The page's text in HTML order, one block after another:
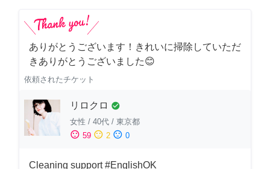
ありがとうございます！きれいに掃除していただ
きありがとうございました😊
依頼されたチケット
リロクロ check_circle
女性 / 40代 / 東京都
sentiment_satisfied 59 sentiment_neutral 2 sentiment_dissatisfied 0
Cleaning support #EnglishOK